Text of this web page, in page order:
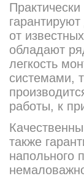
от
обладают
легкость
системами,
работы, к
также
напольного